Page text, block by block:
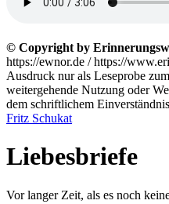
© Copyright by
https://ewnor.de / https://
Ausdruck nur als Leseprobe
weitergehende Nutzung oder
dem schriftlichem
Fritz Schukat
Liebesbriefe
Vor langer Zeit, als es noch